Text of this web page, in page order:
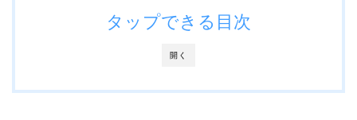
開く
タップできる目次